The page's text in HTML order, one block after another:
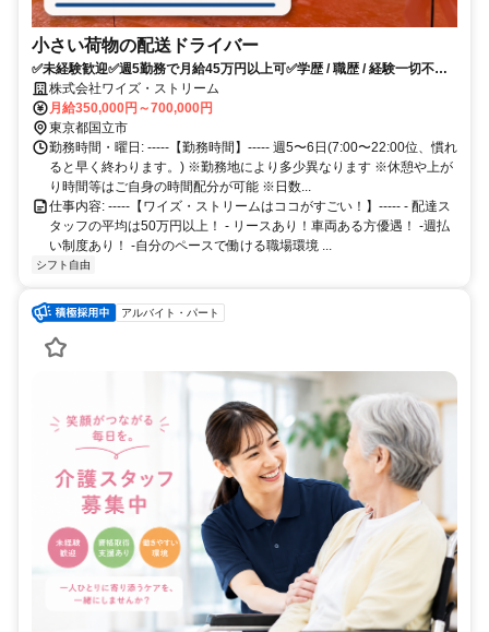
小さい荷物の配送ドライバー
✅未経験歓迎✅週5勤務で月給45万円以上可✅学歴 / 職歴 / 経験一切不
問！株式会社ワイズ・ストリーム
月給350,000円～700,000円
東京都国立市
勤務時間・曜日: -----【勤務時間】----- 週5〜6日(7:00〜22:00位、慣れ
ると早く終わります。) ※勤務地により多少異なります ※休憩や上が
り時間等はご自身の時間配分が可能 ※日数...
仕事内容: -----【ワイズ・ストリームはココがすごい！】----- - 配達ス
タッフの平均は50万円以上！ - リースあり！車両ある方優遇！ -週払
い制度あり！ -自分のペースで働ける職場環境 ...
シフト自由
アルバイト・パート